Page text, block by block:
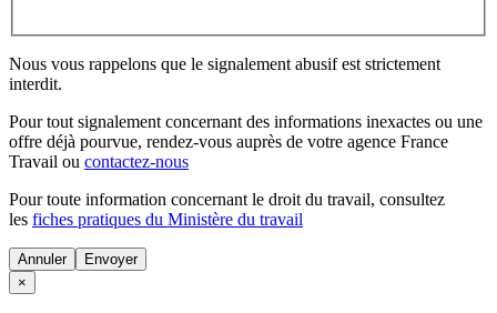
Nous vous rappelons que le signalement abusif est strictement
interdit.
Pour tout signalement concernant des informations inexactes ou une
offre déjà pourvue, rendez-vous auprès de votre agence France
Travail ou contactez-nous
Pour toute information concernant le droit du travail, consultez
les fiches pratiques du Ministère du travail
Annuler
×